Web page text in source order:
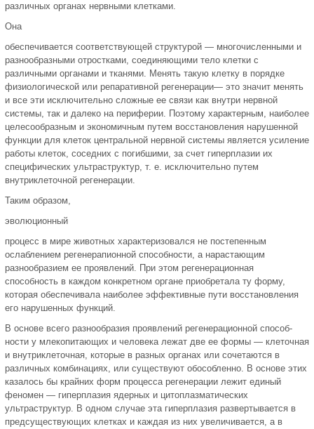
различных органах нервными клетками.
Она
обеспечивается соответствующей структурой — многочисленными и
разнообразными отростками, соеди­няющими тело клетки с
различными органами и тканями. Менять такую клетку в порядке
физиологической или репаративной регенерации— это значит менять
и все эти исключительно сложные ее связи как внутри нерв­ной
системы, так и далеко на пери­ферии. Поэтому характерным, наи­более
целесообразным и экономич­ным путем восстановления нарушен­ной
функции для клеток центральной нервной системы является усиление
работы клеток, соседних с погибшими, за счет ги­перплазии их
специфических ультра­структур, т. е. исключительно путем
внутриклеточной регенерации.
Таким образом,
эволюционный
процесс в мире животных характери­зовался не постепенным
ослаблени­ем регенерапионной способности, а нарастающим
разнообразием ее про­явлений. При этом регенерационная
способность в каждом конкрет­ном органе приобретала ту форму,
которая обеспечивала наиболее эф­фективные пути восстановления
его нарушенных функций.
В основе всего разнообразия про­явлений регенерационной способ­
ности у млекопитающих и человека лежат две ее формы — клеточная
и внутриклеточная, которые в разных органах или сочетаются в
различ­ных комбинациях, или существуют обособленно. В основе этих
каза­лось бы крайних форм процесса регенерации лежит единый
феномен — гиперпла­зия ядерных и цитоплазматических
ультраструктур. В одном случае эта гиперплазия развертывается в
предсуществующих клетках и каждая из них увеличивается, а в